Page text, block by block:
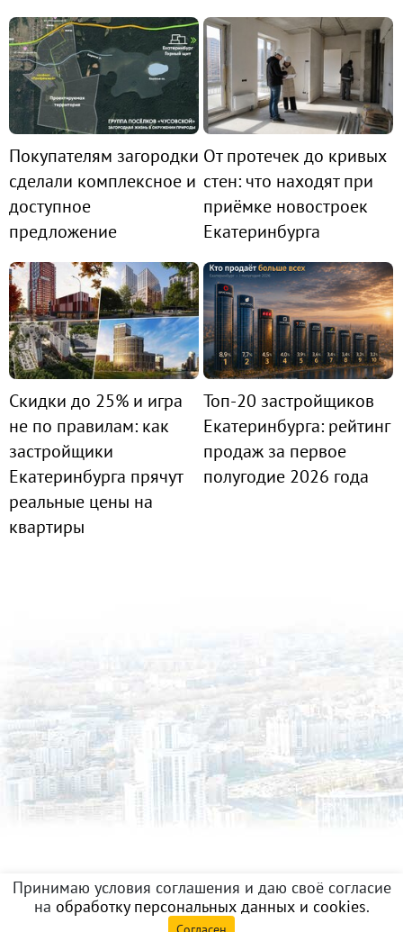
Покупателям загородки
сделали комплексное и
доступное
предложение
От протечек до кривых
стен: что находят при
приёмке новостроек
Екатеринбурга
Скидки до 25% и игра
не по правилам: как
застройщики
Екатеринбурга прячут
реальные цены на
квартиры
Топ-20 застройщиков
Екатеринбурга: рейтинг
продаж за первое
полугодие 2026 года
Принимаю условия соглашения и даю своё согласие
на обработку персональных данных и cookies.